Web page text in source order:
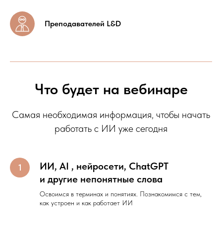
Преподавателей L&D
Что будет на вебинаре
Самая необходимая информация, чтобы начать
работать с ИИ уже сегодня
ИИ, AI , нейросети, ChatGPT
и другие непонятные слова
Освоимся в терминах и понятиях. Познакомимся с тем,
как устроен и как работает ИИ